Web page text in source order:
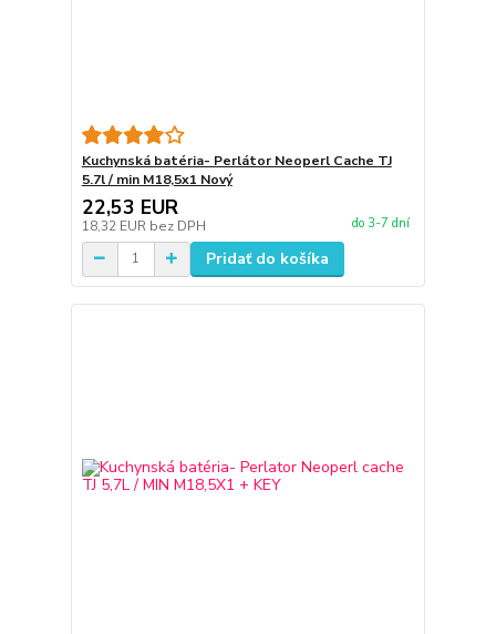
Kuchynská batéria- Perlátor Neoperl Cache TJ
5.7l / min M18,5x1 Nový
22,53 EUR
18,32 EUR bez DPH do 3-7 dní
Pridať do košíka